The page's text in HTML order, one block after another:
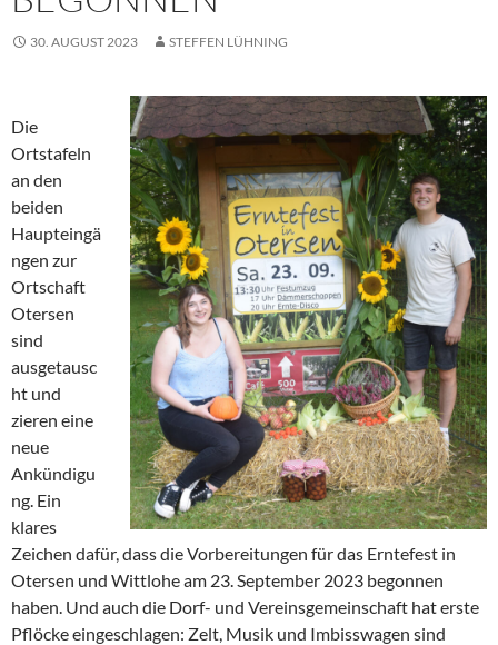
30. AUGUST 2023 STEFFEN LÜHNING
Die
Ortstafeln
an den
beiden
Haupteingä
ngen zur
Ortschaft
Otersen
sind
ausgetausc
ht und
zieren eine
neue
Ankündigu
ng. Ein
klares
Zeichen dafür, dass die Vorbereitungen für das Erntefest in
Otersen und Wittlohe am 23. September 2023 begonnen
haben. Und auch die Dorf- und Vereinsgemeinschaft hat erste
Pflöcke eingeschlagen: Zelt, Musik und Imbisswagen sind